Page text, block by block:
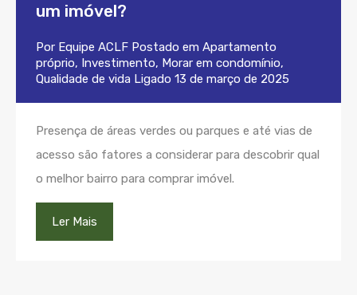
um imóvel?
Por Equipe ACLF Postado em Apartamento
próprio, Investimento, Morar em condomínio,
Qualidade de vida Ligado 13 de março de 2025
Presença de áreas verdes ou parques e até vias de
acesso são fatores a considerar para descobrir qual
o melhor bairro para comprar imóvel.
Ler Mais